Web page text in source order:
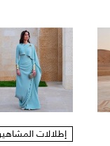
إطلالات